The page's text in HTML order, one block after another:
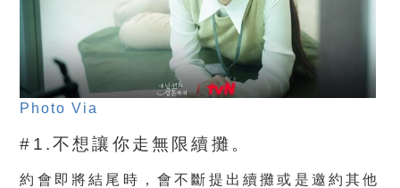
Photo Via
#1.不想讓你走無限續攤。
約會即將結尾時，會不斷提出續攤或是邀約其他